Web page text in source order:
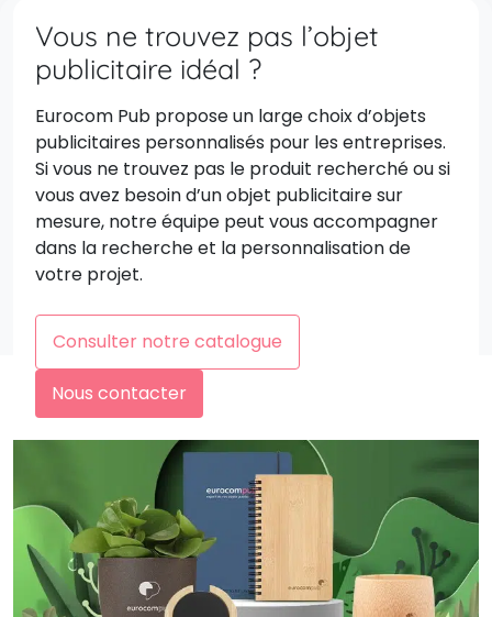
Vous ne trouvez pas l’objet
publicitaire idéal ?
Eurocom Pub propose un large choix d’objets
publicitaires personnalisés pour les entreprises.
Si vous ne trouvez pas le produit recherché ou si
vous avez besoin d’un objet publicitaire sur
mesure, notre équipe peut vous accompagner
dans la recherche et la personnalisation de
votre projet.
Consulter notre catalogue
Nous contacter